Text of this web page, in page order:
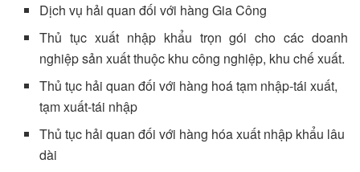
Dịch vụ hải quan đối với hàng Gia Công
Thủ tục xuất nhập khẩu trọn gói cho các doanh
nghiệp sản xuất thuộc khu công nghiệp, khu chế xuất.
Thủ tục hải quan đối với hàng hoá tạm nhập-tái xuất,
tạm xuất-tái nhập
Thủ tục hải quan đối với hàng hóa xuất nhập khẩu lâu
dài